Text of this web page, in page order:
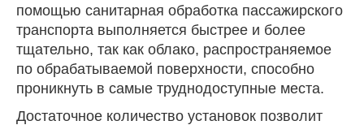
помощью санитарная обработка пассажирского
транспорта выполняется быстрее и более
тщательно, так как облако, распространяемое
по обрабатываемой поверхности, способно
проникнуть в самые труднодоступные места.
Достаточное количество установок позволит